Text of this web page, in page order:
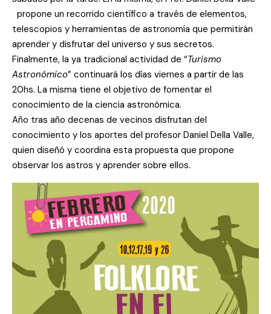
propone un recorrido científico a través de elementos,
telescopios y herramientas de astronomía que permitirán
aprender y disfrutar del universo y sus secretos.
Finalmente, la ya tradicional actividad de “Turismo
Astronómico” continuará los días viernes a partir de las
20hs. La misma tiene el objetivo de fomentar el
conocimiento de la ciencia astronómica.
Año tras año decenas de vecinos disfrutan del
conocimiento y los aportes del profesor Daniel Della Valle,
quien diseñó y coordina esta propuesta que propone
observar los astros y aprender sobre ellos.